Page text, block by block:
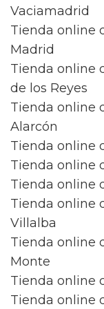
Vaciamadrid
Tienda online
Madrid
Tienda online
de los Reyes
Tienda online
Alarcón
Tienda online
Tienda online
Tienda online
Tienda online
Villalba
Tienda online
Monte
Tienda online
Tienda online